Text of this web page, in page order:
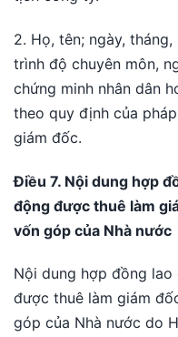
2. Họ, tên; ngày,
trình độ chuyên môn,
chứng minh nhân dân
theo quy định của
giám đốc.
Điều 7. Nội dung hợp
động được thuê làm
vốn góp của Nhà nước
Nội dung hợp đồng
được thuê làm giám
góp của Nhà nước do